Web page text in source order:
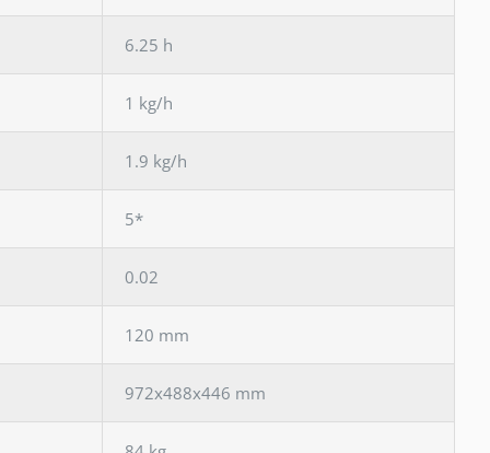
6.25 h
1 kg/h
1.9 kg/h
5*
0.02
120 mm
972x488x446 mm